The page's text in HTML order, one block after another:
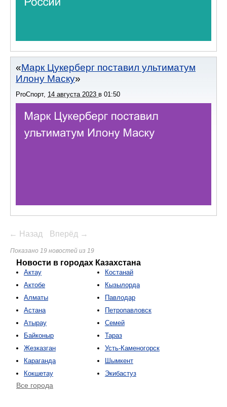
Марк Цукерберг поставил ультиматум
Илону Маску
ProСпорт, 14 августа 2023 в 01:50
← Назад Вперёд →
Показано 19 новостей из 19
Новости в городах Казахстана
Актау
Актобе
Алматы
Астана
Атырау
Байконыр
Жезказган
Караганда
Кокшетау
Костанай
Кызылорда
Павлодар
Петропавловск
Семей
Тараз
Усть-Каменогорск
Шымкент
Экибастуз
Все города